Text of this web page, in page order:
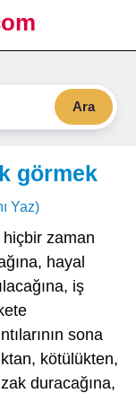
Ara
görmek
Yaz)
hiçbir zaman
hayal
iş
sona
kötülükten,
duracağına,